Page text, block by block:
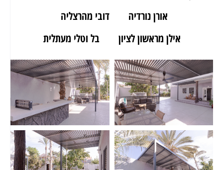
אורן נורדיה
דובי מהרצליה
אילן מראשון לציון
בל וטלי מעתלית